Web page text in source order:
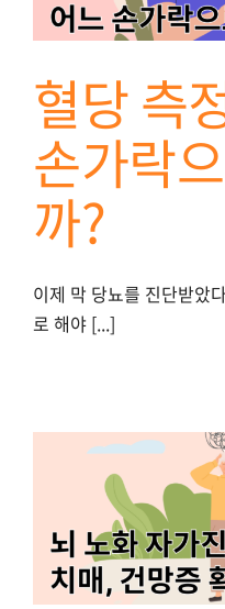
혈당 측
손가락
까?
이제 막 당뇨를 진단받았
로 해야 [...]